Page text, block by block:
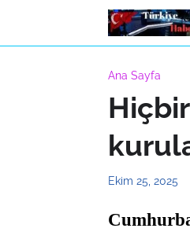
Ana Sayfa
Ekim 25, 2025